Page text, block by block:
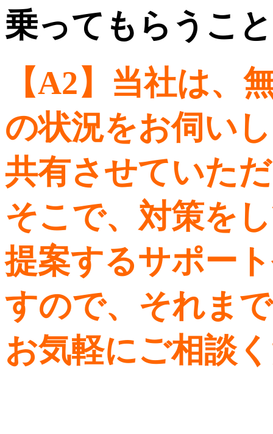
乗ってもらうこ
【A2】 当社は、
の状況をお伺い
共有させていた
そこで、対策を
提案するサポー
すので、それま
お気軽にご相談